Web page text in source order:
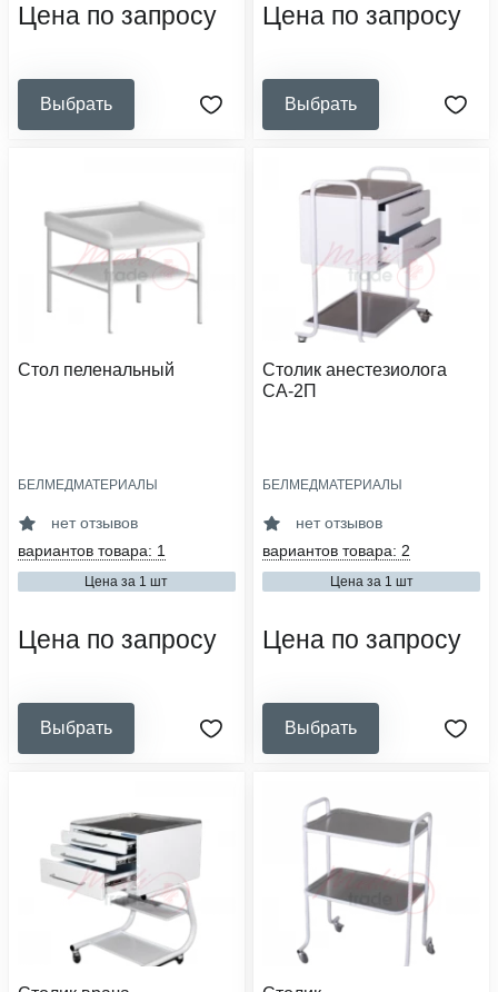
Цена по запросу
Выбрать
Цена по запросу
Выбрать
Стол пеленальный
материал обивки:
винилискожа
нерегулируемые
материал:
БЕЛМЕДМАТЕРИАЛЫ
нет отзывов
вариантов товара: 1
Цена за 1 шт
Цена по запросу
Выбрать
Столик анестезиолога
СА-2П
количество ящиков:
2
колеса из пластика
материал:
покрытием, нержавеющая сталь
БЕЛМЕДМАТЕРИАЛЫ
нет отзывов
вариантов товара: 2
Цена за 1 шт
Цена по запросу
Выбрать